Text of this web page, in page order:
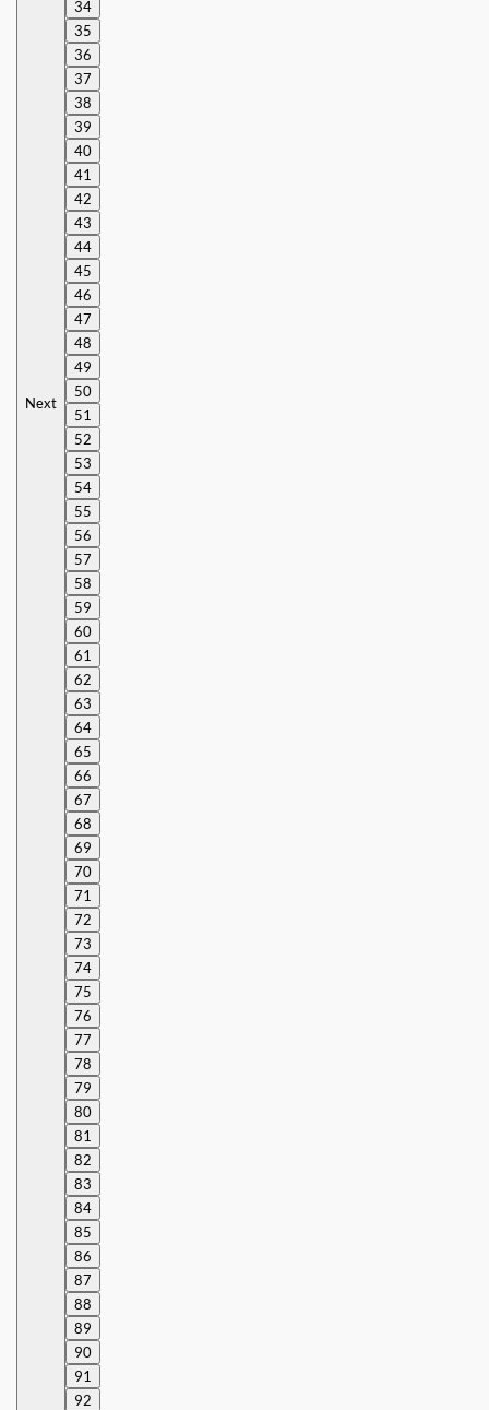
Next
34
35
36
37
38
39
40
41
42
43
44
45
46
47
48
49
50
51
52
53
54
55
56
57
58
59
60
61
62
63
64
65
66
67
68
69
70
71
72
73
74
75
76
77
78
79
80
81
82
83
84
85
86
87
88
89
90
91
92